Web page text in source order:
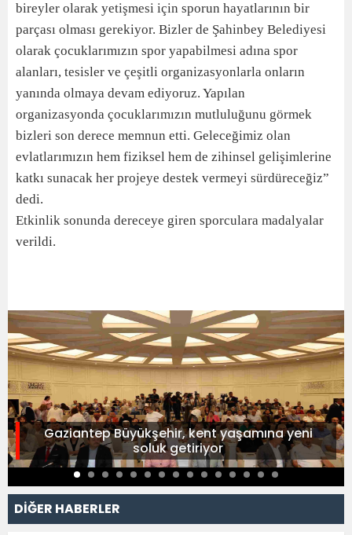
bireyler olarak yetişmesi için sporun hayatlarının bir
parçası olması gerekiyor. Bizler de Şahinbey Belediyesi
olarak çocuklarımızın spor yapabilmesi adına spor
alanları, tesisler ve çeşitli organizasyonlarla onların
yanında olmaya devam ediyoruz. Yapılan
organizasyonda çocuklarımızın mutluluğunu görmek
bizleri son derece memnun etti. Geleceğimiz olan
evlatlarımızın hem fiziksel hem de zihinsel gelişimlerine
katkı sunacak her projeye destek vermeyi sürdüreceğiz”
dedi.
Etkinlik sonunda dereceye giren sporculara madalyalar
verildi.
Gaziantep Büyükşehir, kent yaşamına yeni
soluk getiriyor
DİĞER HABERLER